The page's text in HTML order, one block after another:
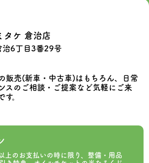
タケ 倉治店
治6丁目3番29号
販売(新車・中古車)はもちろん、日常
スのご相談・ご提案など気軽にご来
。
のお支払いの時に限り、整備・用品